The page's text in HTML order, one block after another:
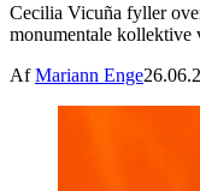
Cecilia Vicuña fyller
monumentale kollektive
AfMariann Enge